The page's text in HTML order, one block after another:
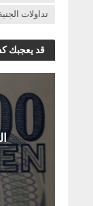
تداولات
قد يعجبك